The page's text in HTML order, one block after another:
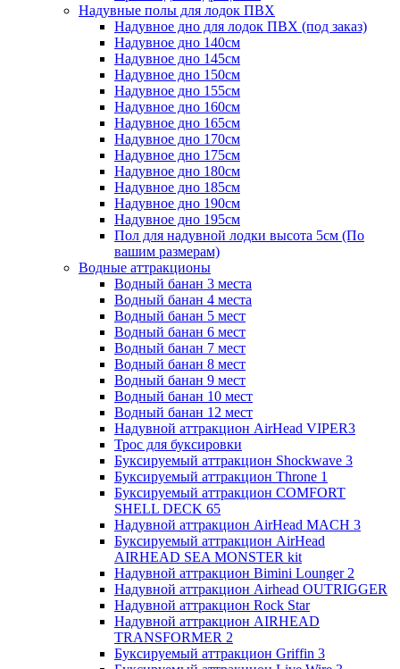
Надувные полы для лодок ПВХ
Надувное дно для лодок ПВХ (под заказ)
Надувное дно 140см
Надувное дно 145см
Надувное дно 150см
Надувное дно 155см
Надувное дно 160см
Надувное дно 165см
Надувное дно 170см
Надувное дно 175см
Надувное дно 180см
Надувное дно 185см
Надувное дно 190см
Надувное дно 195см
Пол для надувной лодки высота 5см (По
вашим размерам)
Водные аттракционы
Водный банан 3 места
Водный банан 4 места
Водный банан 5 мест
Водный банан 6 мест
Водный банан 7 мест
Водный банан 8 мест
Водный банан 9 мест
Водный банан 10 мест
Водный банан 12 мест
Надувной аттракцион AirHead VIPER3
Трос для буксировки
Буксируемый аттракцион Shockwave 3
Буксируемый аттракцион Throne 1
Буксируемый аттракцион COMFORT
SHELL DECK 65
Надувной аттракцион AirHead MACH 3
Буксируемый аттракцион AirHead
AIRHEAD SEA MONSTER kit
Надувной аттракцион Bimini Lounger 2
Надувной аттракцион Airhead OUTRIGGER
Надувной аттракцион Rock Star
Надувной аттракцион AIRHEAD
TRANSFORMER 2
Буксируемый аттракцион Griffin 3